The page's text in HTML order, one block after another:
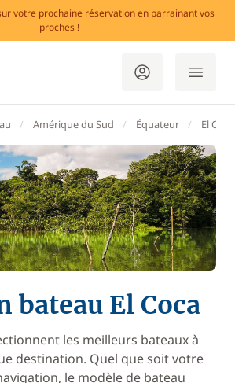
votre prochaine réservation en parrainant vos
proches !
Amérique du Sud Équateur El Coca
bateau El Coca
les meilleurs bateaux à
destination. Quel que soit votre
le modèle de bateau